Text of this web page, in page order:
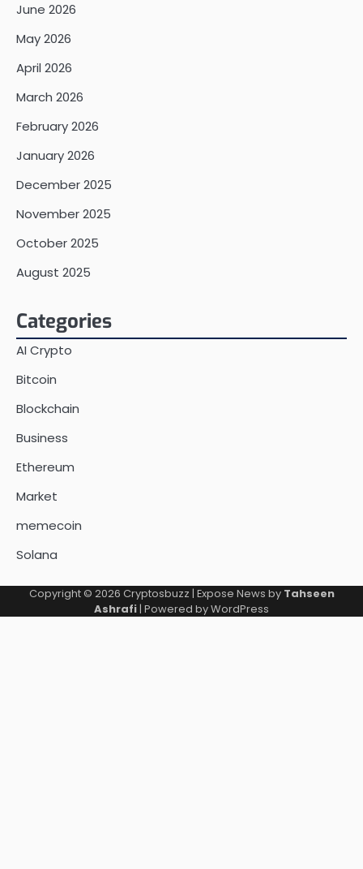
June 2026
May 2026
April 2026
March 2026
February 2026
January 2026
December 2025
November 2025
October 2025
August 2025
Categories
AI Crypto
Bitcoin
Blockchain
Business
Ethereum
Market
memecoin
Solana
Copyright © 2026 Cryptosbuzz | Expose News by Tahseen
Ashrafi | Powered byWordPress